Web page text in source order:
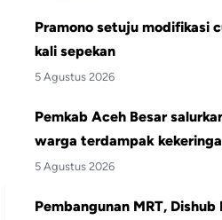
Pramono setuju modifikasi
kali sepekan
5 Agustus 2026
Pemkab Aceh Besar
warga terdampak
5 Agustus 2026
Pembangunan MRT,